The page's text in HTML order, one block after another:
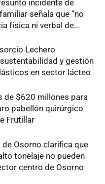
incidente de
señala que “no
física ni verbal de...
Lechero
y gestión
en sector lácteo
de $620 millones para
pabellón quirúrgico
Frutillar
Osorno clarifica que
tonelaje no pueden
centro de Osorno